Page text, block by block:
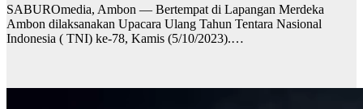
SABUROmedia, Ambon — Bertempat di Lapangan Merdeka
Ambon dilaksanakan Upacara Ulang Tahun Tentara Nasional
Indonesia ( TNI) ke-78, Kamis (5/10/2023).…